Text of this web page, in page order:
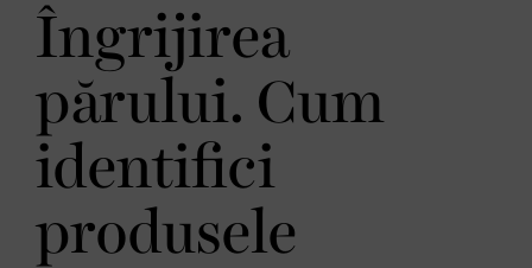
Îngrijirea
părului. Cum
identifici
produsele